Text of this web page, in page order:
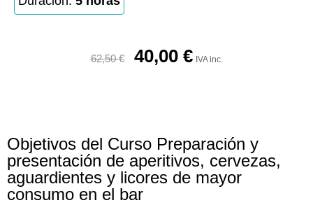
62,50€ 40,00 € IVA inc.
Objetivos del Curso Preparación y
presentación de aperitivos, cervezas,
aguardientes y licores de mayor
consumo en el bar